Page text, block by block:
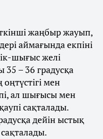
жаңбыр жауып,
аймағында екпіні
шығыс желі
35 – 36 градусқа
мен
ал шығысы мен
сақталады.
дейін ыстық